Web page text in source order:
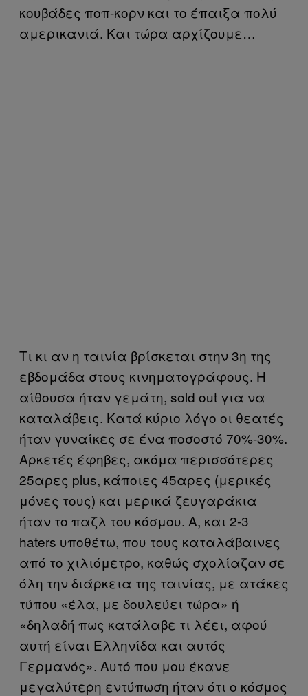
κουβάδες ποπ-κορν και το έπαιξα πολύ
αμερικανιά. Και τώρα αρχίζουμε…
Τι κι αν η ταινία βρίσκεται στην 3η της
εβδομάδα στους κινηματογράφους. Η
αίθουσα ήταν γεμάτη, sold out για να
καταλάβεις. Κατά κύριο λόγο οι θεατές
ήταν γυναίκες σε ένα ποσοστό 70%-30%.
Αρκετές έφηβες, ακόμα περισσότερες
25αρες plus, κάποιες 45αρες (μερικές
μόνες τους) και μερικά ζευγαράκια
ήταν το παζλ του κόσμου. Α, και 2-3
haters υποθέτω, που τους καταλάβαινες
από το χιλιόμετρο, καθώς σχολίαζαν σε
όλη την διάρκεια της ταινίας, με ατάκες
τύπου «έλα, με δουλεύει τώρα» ή
«δηλαδή πως κατάλαβε τι λέει, αφού
αυτή είναι Ελληνίδα και αυτός
Γερμανός». Αυτό που μου έκανε
μεγαλύτερη εντύπωση ήταν ότι ο κόσμος